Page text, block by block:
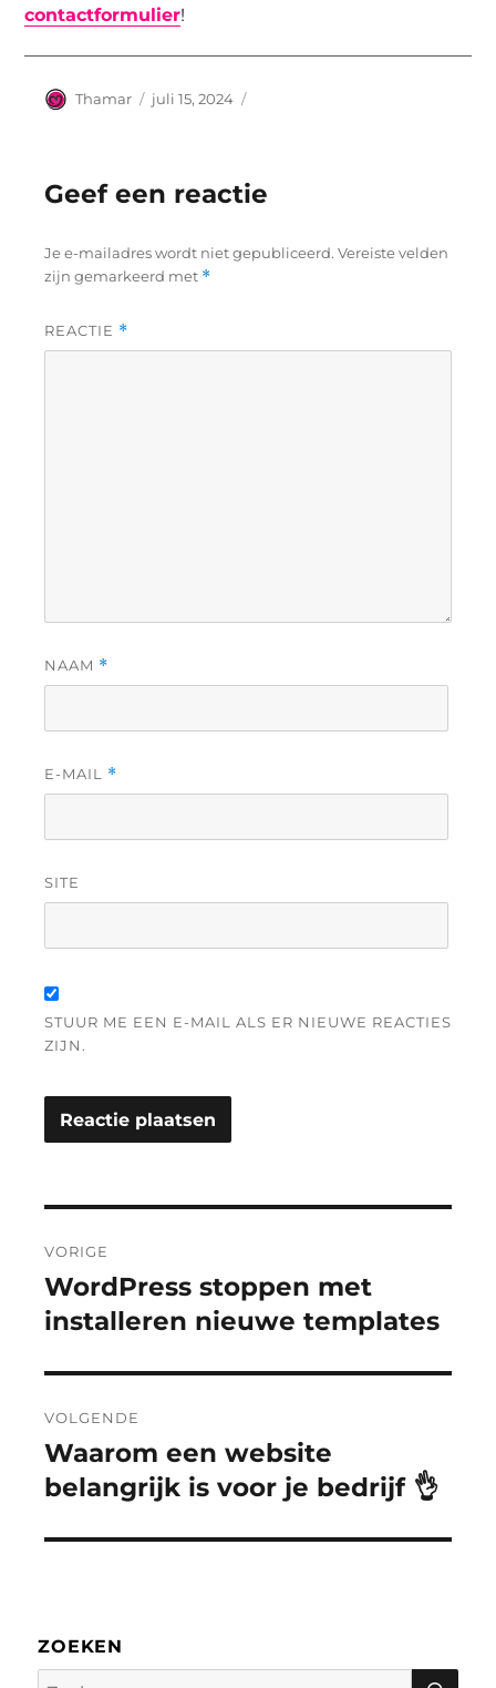
contactformulier!
Auteur
Thamar
Geplaatst
juli 15, 2024
Geef een reactie
Je e-mailadres wordt niet gepubliceerd. Vereiste velden
zijn gemarkeerd met *
REACTIE *
NAAM *
E-MAIL *
SITE
STUUR ME EEN E-MAIL ALS ER NIEUWE REACTIES
ZIJN.
navigatie
VORIGE
Vorig
bericht:
WordPress stoppen met
installeren nieuwe templates
VOLGENDE
Volgend
bericht:
Waarom een website
belangrijk is voor je bedrijf 👌
ZOEKEN
Zoeken